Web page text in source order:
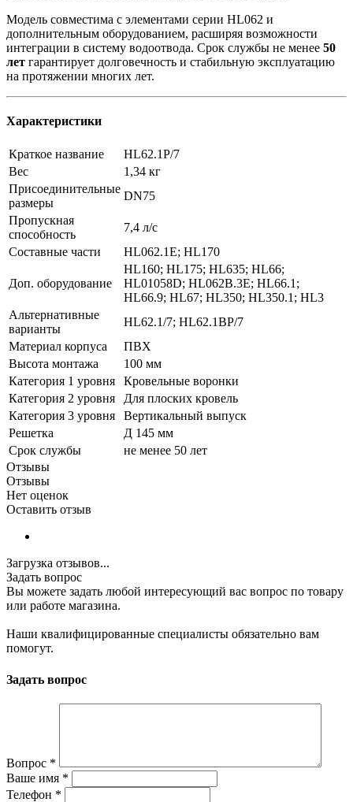
Модель совместима с элементами серии HL062 и
дополнительным оборудованием, расширяя возможности
интеграции в систему водоотвода. Срок службы не менее 50
лет гарантирует долговечность и стабильную эксплуатацию
на протяжении многих лет.
Характеристики
Краткое название
HL62.1P/7
Вес
1,34 кг
Присоединительные
размеры
DN75
Пропускная
способность
7,4 л/с
Составные части
HL062.1E; HL170
Доп. оборудование
HL160; HL175; HL635; HL66;
HL01058D; HL062B.3E; HL66.1;
HL66.9; HL67; HL350; HL350.1; HL3
Альтернативные
варианты
HL62.1/7; HL62.1BP/7
Материал корпуса
ПВХ
Высота монтажа
100 мм
Категория 1 уровня
Кровельные воронки
Категория 2 уровня
Для плоских кровель
Категория 3 уровня
Вертикальный выпуск
Решетка
Д 145 мм
Срок службы
не менее 50 лет
Отзывы
Отзывы
Нет оценок
Оставить отзыв
Загрузка отзывов...
Задать вопрос
Вы можете задать любой интересующий вас вопрос по товару
или работе магазина.
Наши квалифицированные специалисты обязательно вам
помогут.
Задать вопрос
Вопрос *
Ваше имя *
Телефон *